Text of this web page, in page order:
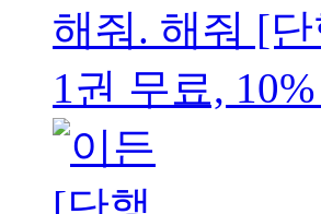
해줘. 해줘 [
1권 무료,